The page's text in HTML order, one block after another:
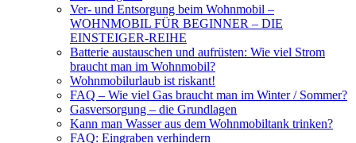
Ver- und Entsorgung beim Wohnmobil –
WOHNMOBIL FÜR BEGINNER – DIE
EINSTEIGER-REIHE
Batterie austauschen und aufrüsten: Wie viel Strom
braucht man im Wohnmobil?
Wohnmobilurlaub ist riskant!
FAQ – Wie viel Gas braucht man im Winter / Sommer?
Gasversorgung – die Grundlagen
Kann man Wasser aus dem Wohnmobiltank trinken?
FAQ: Eingraben verhindern